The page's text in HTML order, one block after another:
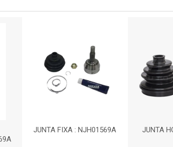
JUNTA FIXA : NJH01569A JUNTA